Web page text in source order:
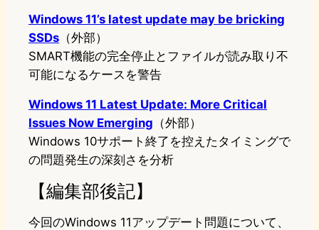
Windows 11’s latest update may be bricking
SSDs （外部）
SMART機能の完全停止とファイルが読み取り不
可能になるケースを警告
Windows 11 Latest Update: More Critical
Issues Now Emerging （外部）
Windows 10サポート終了を控えたタイミングで
の問題発生の深刻さを分析
【編集部後記】
今回のWindows 11アップデート問題について、